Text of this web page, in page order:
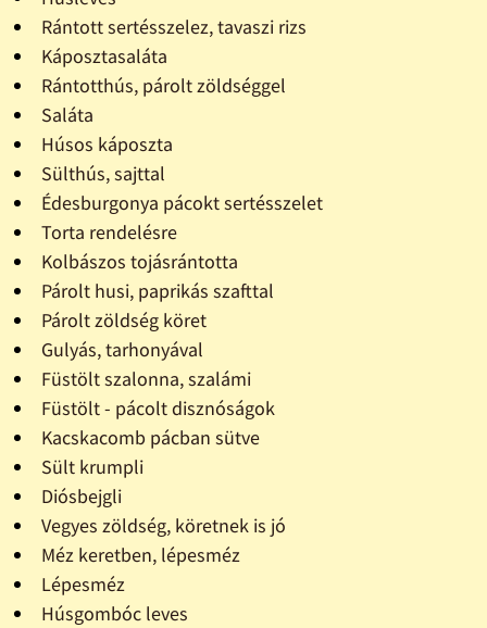
Rántott sertésszelez, tavaszi rizs
Káposztasaláta
Rántotthús, párolt zöldséggel
Saláta
Húsos káposzta
Sülthús, sajttal
Édesburgonya pácokt sertésszelet
Torta rendelésre
Kolbászos tojásrántotta
Párolt husi, paprikás szafttal
Párolt zöldség köret
Gulyás, tarhonyával
Füstölt szalonna, szalámi
Füstölt - pácolt disznóságok
Kacskacomb pácban sütve
Sült krumpli
Diósbejgli
Vegyes zöldség, köretnek is jó
Méz keretben, lépesméz
Lépesméz
Húsgombóc leves